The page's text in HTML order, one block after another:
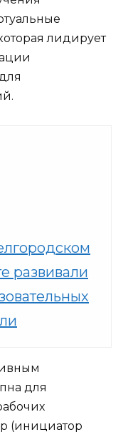
лидирует
развивали
для
(инициатор